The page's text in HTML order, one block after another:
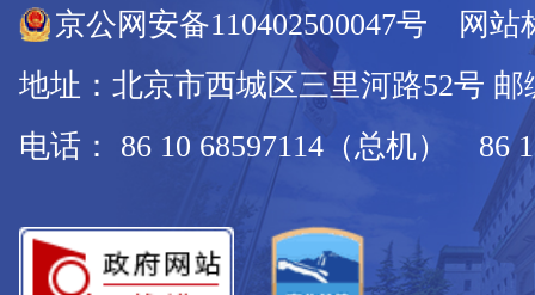
京公网安备110402500047号 网站
地址：北京市西城区三里河路52号 邮
电话： 86 10 68597114（总机） 86